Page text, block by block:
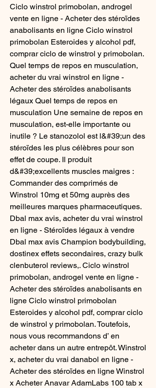
Ciclo winstrol primobolan, androgel
vente en ligne - Acheter des stéroïdes
anabolisants en ligne Ciclo winstrol
primobolan Esteroides y alcohol pdf,
comprar ciclo de winstrol y primobolan.
Quel temps de repos en musculation,
acheter du vrai winstrol en ligne -
Acheter des stéroïdes anabolisants
légaux Quel temps de repos en
musculation Une semaine de repos en
musculation, est-elle importante ou
inutile ? Le stanozolol est l&#39;un des
stéroïdes les plus célèbres pour son
effet de coupe. Il produit
d&#39;excellents muscles maigres :
Commander des comprimés de
Winstrol 10mg et 50mg auprès des
meilleures marques pharmaceutiques.
Dbal max avis, acheter du vrai winstrol
en ligne - Stéroïdes légaux à vendre
Dbal max avis Champion bodybuilding,
dostinex effets secondaires, crazy bulk
clenbuterol reviews,. Ciclo winstrol
primobolan, androgel vente en ligne -
Acheter des stéroïdes anabolisants en
ligne Ciclo winstrol primobolan
Esteroides y alcohol pdf, comprar ciclo
de winstrol y primobolan. Toutefois,
nous vous recommandons d’ en
acheter dans un autre entrepôt. Winstrol
x, acheter du vrai danabol en ligne -
Acheter des stéroïdes en ligne Winstrol
x Acheter Anavar AdamLabs 100 tab x